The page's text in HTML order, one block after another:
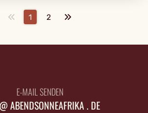
1 2
E-MAIL SENDEN
ABENDSONNEAFRIKA . DE